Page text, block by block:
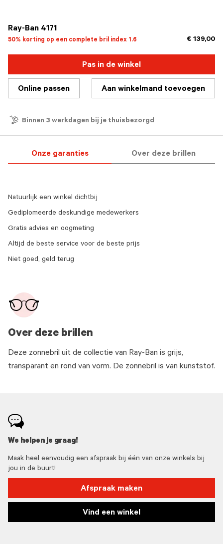
Ray-Ban 4171
50% korting op een complete bril index 1.6 € 139,00
Pas in de winkel
Online passen Aan winkelmand toevoegen
Binnen 3 werkdagen bij je thuisbezorgd
Onze garanties Over deze brillen
Over deze brillen
Deze zonnebril uit de collectie van Ray-Ban is grijs,
transparant en rond van vorm. De zonnebril is van kunststof.
Natuurlijk een winkel dichtbij
Gediplomeerde deskundige medewerkers
Gratis advies en oogmeting
Altijd de beste service voor de beste prijs
Niet goed, geld terug
We helpen je graag!
Maak heel eenvoudig een afspraak bij één van onze winkels bij
jou in de buurt!
Afspraak maken
Vind een winkel